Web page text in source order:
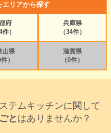
エリアから探す
府
件）
兵庫県
（34件）
山県
件）
滋賀県
（0件）
テムキッチンに関して
とはありませんか？